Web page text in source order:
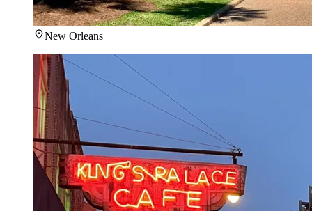
New Orleans